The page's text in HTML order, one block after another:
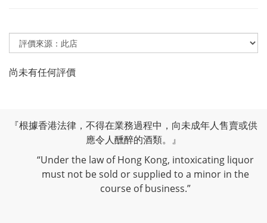
尚未有任何評價
『根據香港法律，不得在業務過程中，向未成年人售賣或供
應令人醺醉的酒類。』
“Under the law of Hong Kong, intoxicating liquor
must not be sold or supplied to a minor in the
course of business.”